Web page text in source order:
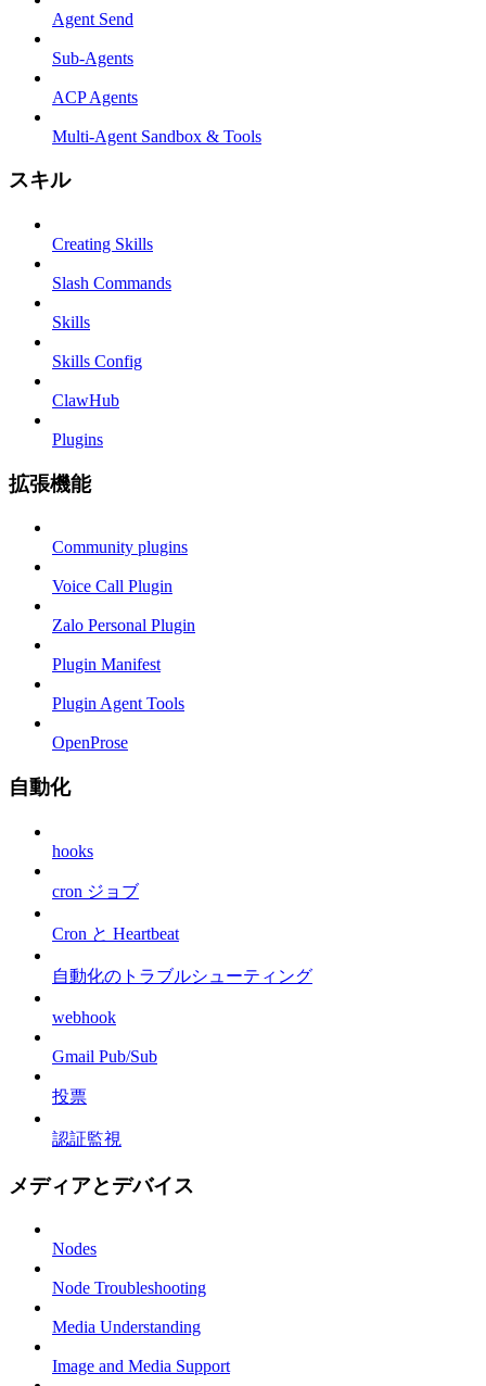
Agent Send
Sub-Agents
ACP Agents
Multi-Agent Sandbox & Tools
スキル
Creating Skills
Slash Commands
Skills
Skills Config
ClawHub
Plugins
拡張機能
Community plugins
Voice Call Plugin
Zalo Personal Plugin
Plugin Manifest
Plugin Agent Tools
OpenProse
自動化
hooks
cron ジョブ
Cron と Heartbeat
自動化のトラブルシューティング
webhook
Gmail Pub/Sub
投票
認証監視
メディアとデバイス
Nodes
Node Troubleshooting
Media Understanding
Image and Media Support